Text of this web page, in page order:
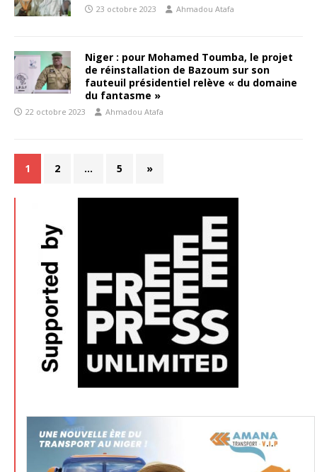
23 octobre 2023 Ahmadou Atafa
Niger : pour Mohamed Toumba, le projet
de réinstallation de Bazoum sur son
fauteuil présidentiel relève « du domaine
du fantasme »
22 octobre 2023 Ahmadou Atafa
1 2 … 5 »